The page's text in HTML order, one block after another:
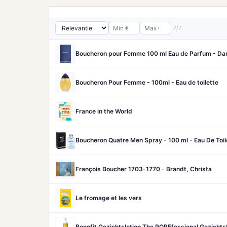
7/7
Boucheron pour Femme 100 ml Eau de Parfum -
Boucheron Pour Femme - 100ml - Eau de toilette
France in the World
Boucheron Quatre Men Spray - 100 ml - Eau De
François Boucher 1703-1770 - Brandt, Christa
Le fromage et les vers